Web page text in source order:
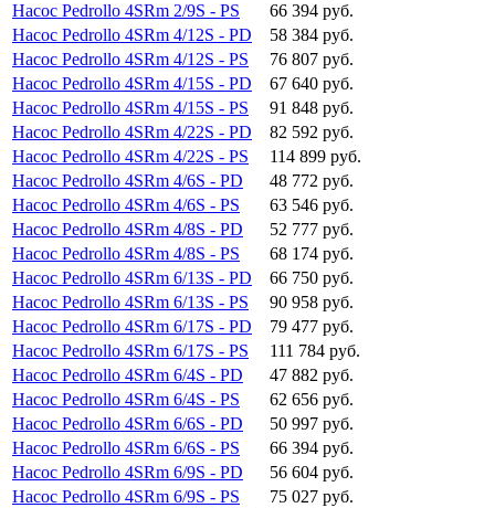
Насос Pedrollo 4SRm 2/9S - PS
66 394 руб.
Насос Pedrollo 4SRm 4/12S - PD
58 384 руб.
Насос Pedrollo 4SRm 4/12S - PS
76 807 руб.
Насос Pedrollo 4SRm 4/15S - PD
67 640 руб.
Насос Pedrollo 4SRm 4/15S - PS
91 848 руб.
Насос Pedrollo 4SRm 4/22S - PD
82 592 руб.
Насос Pedrollo 4SRm 4/22S - PS
114 899 руб.
Насос Pedrollo 4SRm 4/6S - PD
48 772 руб.
Насос Pedrollo 4SRm 4/6S - PS
63 546 руб.
Насос Pedrollo 4SRm 4/8S - PD
52 777 руб.
Насос Pedrollo 4SRm 4/8S - PS
68 174 руб.
Насос Pedrollo 4SRm 6/13S - PD
66 750 руб.
Насос Pedrollo 4SRm 6/13S - PS
90 958 руб.
Насос Pedrollo 4SRm 6/17S - PD
79 477 руб.
Насос Pedrollo 4SRm 6/17S - PS
111 784 руб.
Насос Pedrollo 4SRm 6/4S - PD
47 882 руб.
Насос Pedrollo 4SRm 6/4S - PS
62 656 руб.
Насос Pedrollo 4SRm 6/6S - PD
50 997 руб.
Насос Pedrollo 4SRm 6/6S - PS
66 394 руб.
Насос Pedrollo 4SRm 6/9S - PD
56 604 руб.
Насос Pedrollo 4SRm 6/9S - PS
75 027 руб.